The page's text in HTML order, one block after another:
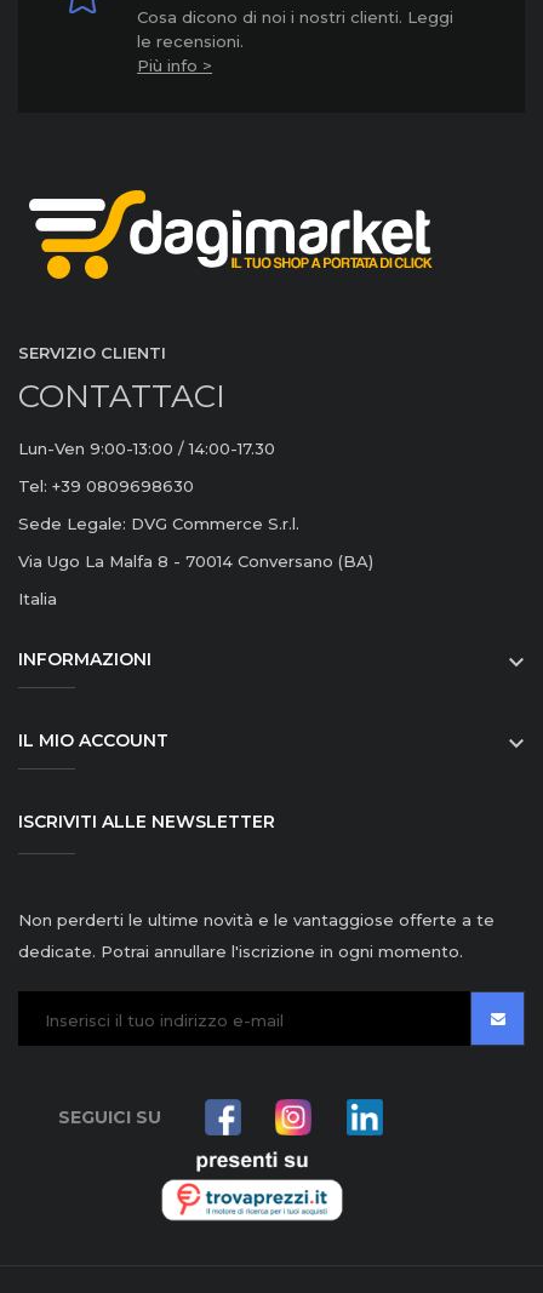
Cosa dicono di noi i nostri clienti. Leggi
le recensioni.
Più info >
SERVIZIO CLIENTI
CONTATTACI
Lun-Ven 9:00-13:00 / 14:00-17.30
Tel: +39 0809698630
Sede Legale: DVG Commerce S.r.l.
Via Ugo La Malfa 8 - 70014 Conversano (BA)
Italia
INFORMAZIONI 
IL MIO ACCOUNT 
ISCRIVITI ALLE NEWSLETTER
Non perderti le ultime novità e le vantaggiose offerte a te
dedicate. Potrai annullare l'iscrizione in ogni momento.
SEGUICI SU